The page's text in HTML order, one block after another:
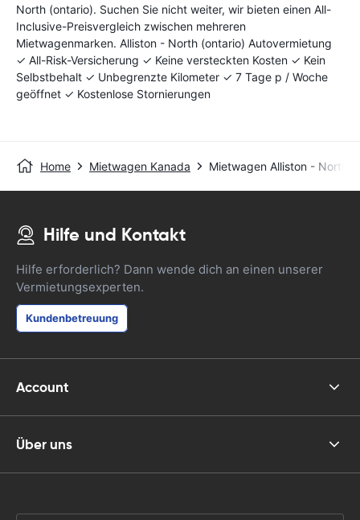
North (ontario). Suchen Sie nicht weiter, wir bieten einen All-
Inclusive-Preisvergleich zwischen mehreren
Mietwagenmarken. Alliston - North (ontario) Autovermietung
✓ All-Risk-Versicherung ✓ Keine versteckten Kosten ✓ Kein
Selbstbehalt ✓ Unbegrenzte Kilometer ✓ 7 Tage p / Woche
geöffnet ✓ Kostenlose Stornierungen
Home Mietwagen Kanada Mietwagen Alliston - North
Hilfe und Kontakt
Hilfe erforderlich? Dann wende dich an einen unserer
Vermietungsexperten.
Kundenbetreuung
Account
Über uns